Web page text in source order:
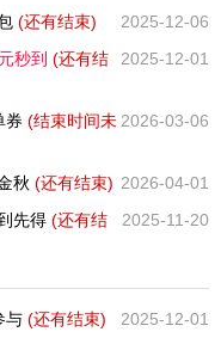
2025-12-06
(还有结束)
2025-12-01
秒到 (还有结
2026-03-06
券 (结束时间未
2026-04-01
秋 (还有结束)
2025-11-20
先得 (还有结
2025-12-01
与 (还有结束)